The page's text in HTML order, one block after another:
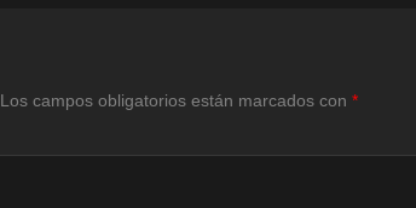
Los campos obligatorios están marcados con *